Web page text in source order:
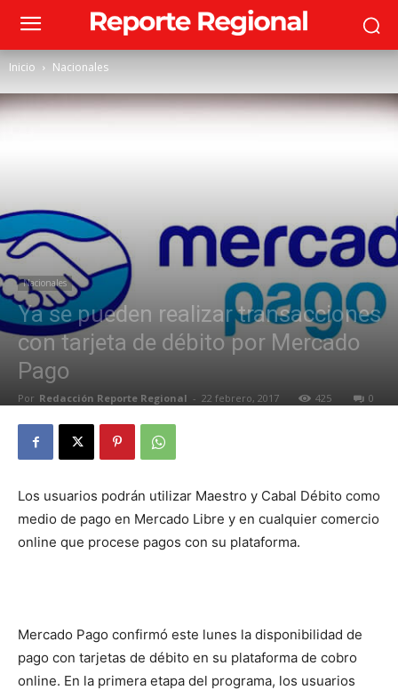
Inicio Nacionales
Nacionales
Ya se pueden realizar transacciones
con tarjeta de débito por Mercado
Pago
Por Redacción Reporte Regional - 22 febrero, 2017 425 0
Los usuarios podrán utilizar Maestro y Cabal Débito como
medio de pago en Mercado Libre y en cualquier comercio
online que procese pagos con su plataforma.
Mercado Pago confirmó este lunes la disponibilidad de
pago con tarjetas de débito en su plataforma de cobro
online. En la primera etapa del programa, los usuarios